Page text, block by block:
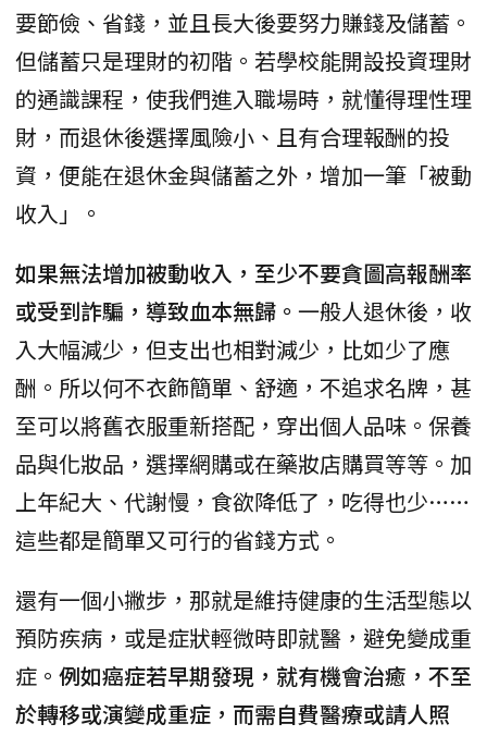
要節儉、省錢，並且長大後要努力賺錢及儲蓄。
但儲蓄只是理財的初階。若學校能開設投資理財
的通識課程，使我們進入職場時，就懂得理性理
財，而退休後選擇風險小、且有合理報酬的投
資，便能在退休金與儲蓄之外，增加一筆「被動
收入」。
如果無法增加被動收入，至少不要貪圖高報酬率
或受到詐騙，導致血本無歸。 一般人退休後，收
入大幅減少，但支出也相對減少，比如少了應
酬。所以何不衣飾簡單、舒適，不追求名牌，甚
至可以將舊衣服重新搭配，穿出個人品味。保養
品與化妝品，選擇網購或在藥妝店購買等等。加
上年紀大、代謝慢，食欲降低了，吃得也少……
這些都是簡單又可行的省錢方式。
還有一個小撇步，那就是維持健康的生活型態以
預防疾病，或是症狀輕微時即就醫，避免變成重
症。 例如癌症若早期發現，就有機會治癒，不至
於轉移或演變成重症，而需自費醫療或請人照